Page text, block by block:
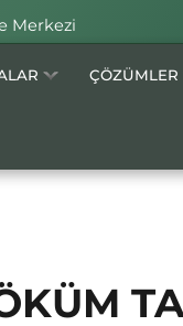
Merkezi
ÇÖZÜMLER